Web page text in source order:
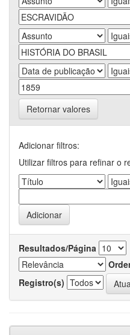
Retornar valores
Adicionar filtros:
Utilizar filtros para refinar o
Resultados/Página
Registro(s)